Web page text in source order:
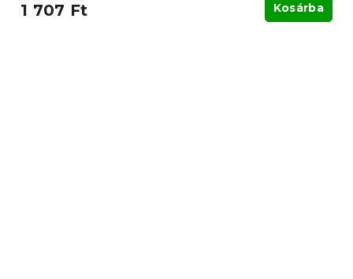
1 707 Ft Kosárba